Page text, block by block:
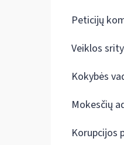
Peticijų
Veiklos
Kokybės
Mokesčių
Korupcijos